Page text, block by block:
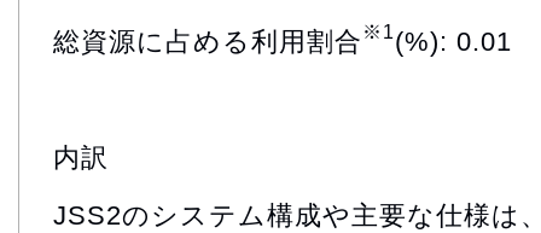
総資源に占める利用割合 ※1(%): 0.01
内訳
JSS2のシステム構成や主要な仕様は